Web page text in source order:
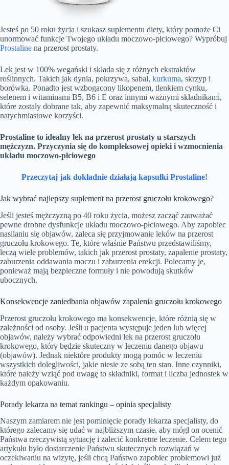
Jesteś po 50 roku życia i szukasz suplementu diety, który pomoże Ci
unormować funkcje Twojego układu moczowo-płciowego? Wypróbuj
Prostaline na przerost prostaty.
Lek jest w 100% wegański i składa się z różnych ekstraktów
roślinnych. Takich jak dynia, pokrzywa, sabal, kurkuma, skrzyp i
borówka. Ponadto jest wzbogacony likopenem, tlenkiem cynku,
selenem i witaminami B5, B6 i E oraz innymi ważnymi składnikami,
które zostały dobrane tak, aby zapewnić maksymalną skuteczność i
natychmiastowe korzyści.
Prostaline to idealny lek na przerost prostaty u starszych
mężczyzn. Przyczynia się do kompleksowej opieki i wzmocnienia
układu moczowo-płciowego
Przeczytaj jak dokładnie działają kapsułki Prostaline!
Jak wybrać najlepszy suplement na przerost gruczołu krokowego?
Jeśli jesteś mężczyzną po 40 roku życia, możesz zacząć zauważać
pewne drobne dysfunkcje układu moczowo-płciowego. Aby zapobiec
nasilaniu się objawów, zaleca się przyjmowanie leków na przerost
gruczołu krokowego. Te, które właśnie Państwu przedstawiliśmy,
leczą wiele problemów, takich jak przerost prostaty, zapalenie prostaty,
zaburzenia oddawania moczu i zaburzenia erekcji. Polecamy je,
ponieważ mają bezpieczne formuły i nie powodują skutków
ubocznych.
Konsekwencje zaniedbania objawów zapalenia gruczołu krokowego
Przerost gruczołu krokowego ma konsekwencje, które różnią się w
zależności od osoby. Jeśli u pacjenta występuje jeden lub więcej
objawów, należy wybrać odpowiedni lek na przerost gruczołu
krokowego, który będzie skuteczny w leczeniu danego objawu
(objawów). Jednak niektóre produkty mogą pomóc w leczeniu
wszystkich dolegliwości, jakie niesie ze sobą ten stan. Inne czynniki,
które należy wziąć pod uwagę to składniki, format i liczba jednostek w
każdym opakowaniu.
Porady lekarza na temat rankingu – opinia specjalisty
Naszym zamiarem nie jest pominięcie porady lekarza specjalisty, do
którego zalecamy się udać w najbliższym czasie, aby mógł on ocenić
Państwa rzeczywistą sytuację i zalecić konkretne leczenie. Celem tego
artykułu było dostarczenie Państwu skutecznych rozwiązań w
oczekiwaniu na wizytę, jeśli chcą Państwo zapobiec problemowi już